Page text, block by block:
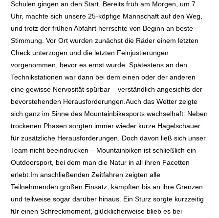
Schulen gingen an den Start. Bereits früh am Morgen, um 7
Uhr, machte sich unsere 25-köpfige Mannschaft auf den Weg,
und trotz der frühen Abfahrt herrschte von Beginn an beste
Stimmung. Vor Ort wurden zunächst die Räder einem letzten
Check unterzogen und die letzten Feinjustierungen
vorgenommen, bevor es ernst wurde. Spätestens an den
Technikstationen war dann bei dem einen oder der anderen
eine gewisse Nervosität spürbar – verständlich angesichts der
bevorstehenden Herausforderungen.Auch das Wetter zeigte
sich ganz im Sinne des Mountainbikesports wechselhaft: Neben
trockenen Phasen sorgten immer wieder kurze Hagelschauer
für zusätzliche Herausforderungen. Doch davon ließ sich unser
Team nicht beeindrucken – Mountainbiken ist schließlich ein
Outdoorsport, bei dem man die Natur in all ihren Facetten
erlebt.Im anschließenden Zeitfahren zeigten alle
Teilnehmenden großen Einsatz, kämpften bis an ihre Grenzen
und teilweise sogar darüber hinaus. Ein Sturz sorgte kurzzeitig
für einen Schreckmoment, glücklicherweise blieb es bei